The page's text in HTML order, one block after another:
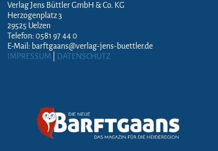
Verlag Jens Büttler GmbH & Co. KG
Herzogenplatz 3
29525 Uelzen
Telefon: 0581 97 44 0
E-Mail: barftgaans@verlag-jens-buettler.de
IMPRESSUM
DATENSCHUTZ